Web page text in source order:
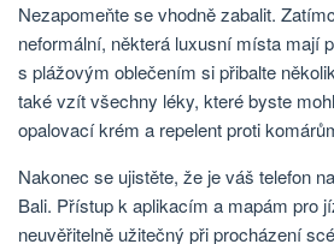
Nezapomeňte se vhodně zabalit.
neformální, některá luxusní místa mají
s plážovým oblečením si přibalte
také vzít všechny léky, které byste
opalovací krém a repelent proti
Nakonec se ujistěte, že je váš telefon
Bali. Přístup k aplikacím a mapám pro
neuvěřitelně užitečný při procházení